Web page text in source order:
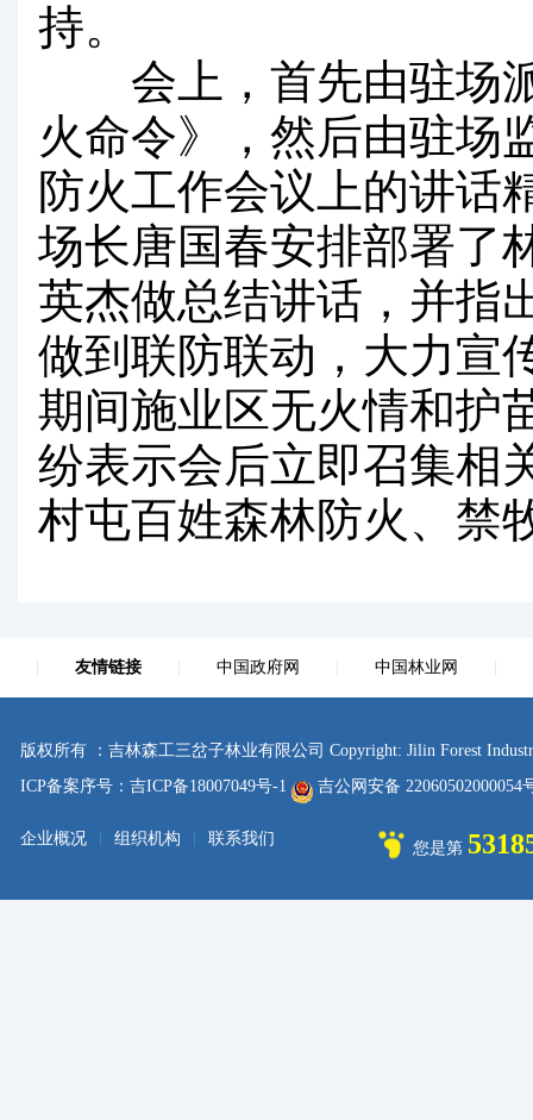
持。
会上，首先由驻场派
火命令》，然后由驻场
防火工作会议上的讲话
场长唐国春安排部署了
英杰做总结讲话，并指
做到联防联动，大力宣
期间施业区无火情和护
纷表示会后立即召集相
村屯百姓森林防火、禁
友情链接 中国政府网 中国林业网
版权所有 ：吉林森工三岔子林业有限公司 Copyright: Jilin Forest
ICP备案序号：吉ICP备18007049号-1
吉公网安备 22060502000054
企业概况 组织机构 联系我们
您是第